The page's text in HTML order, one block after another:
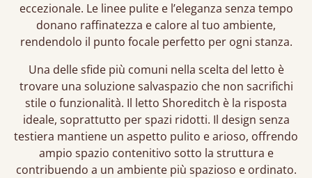
eccezionale. Le linee pulite e l’eleganza senza tempo
donano raffinatezza e calore al tuo ambiente,
rendendolo il punto focale perfetto per ogni stanza.
Una delle sfide più comuni nella scelta del letto è
trovare una soluzione salvaspazio che non sacrifichi
stile o funzionalità. Il letto Shoreditch è la risposta
ideale, soprattutto per spazi ridotti. Il design senza
testiera mantiene un aspetto pulito e arioso, offrendo
ampio spazio contenitivo sotto la struttura e
contribuendo a un ambiente più spazioso e ordinato.